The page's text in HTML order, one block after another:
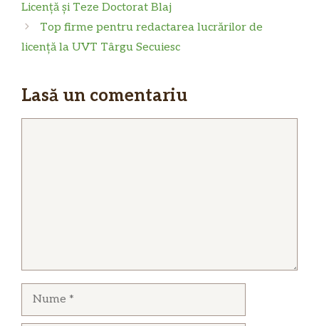
Licență și Teze Doctorat Blaj
Top firme pentru redactarea lucrărilor de
licență la UVT Târgu Secuiesc
Lasă un comentariu